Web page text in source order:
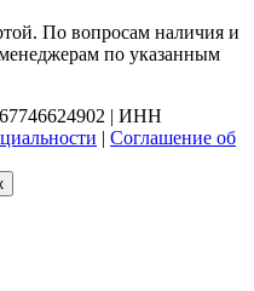
По вопросам наличия и
по указанным
| ИНН
| Соглашение об